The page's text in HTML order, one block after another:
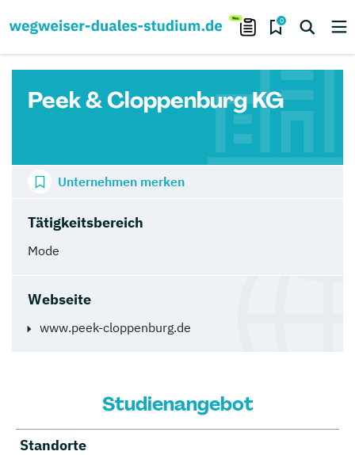
0
Peek & Cloppenburg KG
Tätigkeitsbereich
Mode
Webseite
www.peek-cloppenburg.de
Unternehmen merken
Studienangebot
Standorte